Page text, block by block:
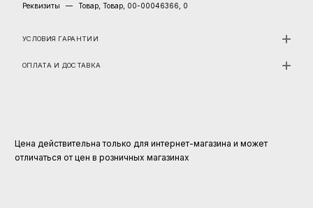
Реквизиты — Товар, Товар, 00-00046366, 0
УСЛОВИЯ ГАРАНТИИ
ОПЛАТА И ДОСТАВКА
Цена действительна только для интернет-магазина и может
отличаться от цен в розничных магазинах